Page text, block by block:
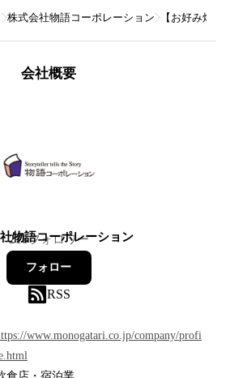
株式会社物語コーポレーション 【お好み焼
会社概要
物語コーポレーション
218フォロワー
フォロー
RSS
www.monogatari.co.jp/company/profi